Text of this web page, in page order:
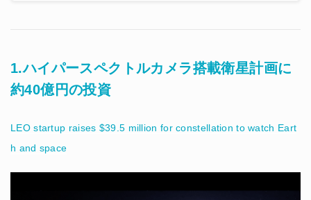
1.ハイパースペクトルカメラ搭載衛星計画に
約40億円の投資
LEO startup raises $39.5 million for constellation to watch Eart
h and space